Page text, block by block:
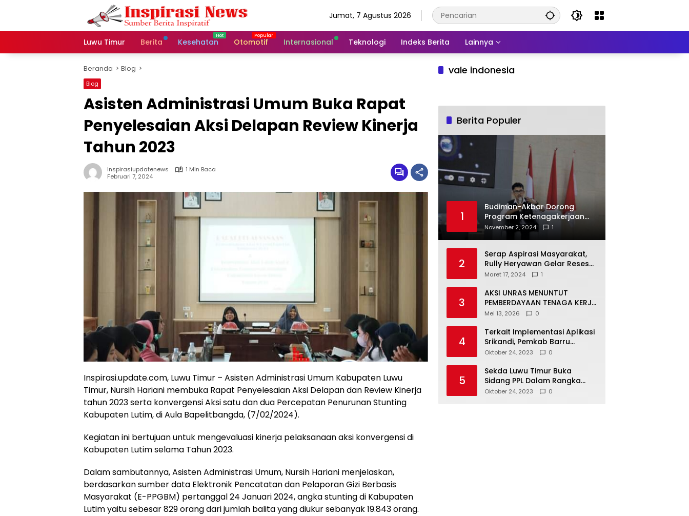
Jumat, 7 Agustus 2026
Luwu Timur Berita Kesehatan Otomotif Internasional Teknologi Indeks Berita Lainnya
Beranda Blog
Blog
Asisten Administrasi Umum Buka Rapat
Penyelesaian Aksi Delapan Review Kinerja
Tahun 2023
Inspirasiupdatenews
1 Min Baca
Februari 7, 2024
Inspirasi.update.com, Luwu Timur – Asisten Administrasi Umum Kabupaten Luwu
Timur, Nursih Hariani membuka Rapat Penyelesaian Aksi Delapan dan Review Kinerja
tahun 2023 serta konvergensi Aksi satu dan dua Percepatan Penurunan Stunting
Kabupaten Lutim, di Aula Bapelitbangda, (7/02/2024).
Kegiatan ini bertujuan untuk mengevaluasi kinerja pelaksanaan aksi konvergensi di
Kabupaten Lutim selama Tahun 2023.
Dalam sambutannya, Asisten Administrasi Umum, Nursih Hariani menjelaskan,
berdasarkan sumber data Elektronik Pencatatan dan Pelaporan Gizi Berbasis
Masyarakat (E-PPGBM) pertanggal 24 Januari 2024, angka stunting di Kabupaten
Lutim yaitu sebesar 829 orang dari jumlah balita yang diukur sebanyak 19.843 orang.
vale indonesia
Berita Populer
1
Budiman-Akbar Dorong
Program Ketenagakerjaan
untuk Mahasiswa Luwu Timur,
November 2, 2024 1
2
Serap Aspirasi Masyarakat,
Rully Heryawan Gelar Reses
Perseorangan
Maret 17, 2024 1
3
AKSI UNRAS MENUNTUT
PEMBERDAYAAN TENAGA KERJA
LOKAL TERHADAP PT. CERIA
Mei 13, 2026 0
4
Terkait Implementasi Aplikasi
Srikandi, Pemkab Barru
Kunker ke Luwu Timur
Oktober 24, 2023 0
5
Sekda Luwu Timur Buka
Sidang PPL Dalam Rangka
Redistribusi Tanah 2023
Oktober 24, 2023 0